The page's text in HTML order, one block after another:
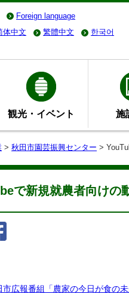
Foreign language
体中文 繁體中文 한국어
観光・イベント 施
> 秋田市園芸振興センター >
で新規就農者向けの
市広報番組「農家の今日が食の